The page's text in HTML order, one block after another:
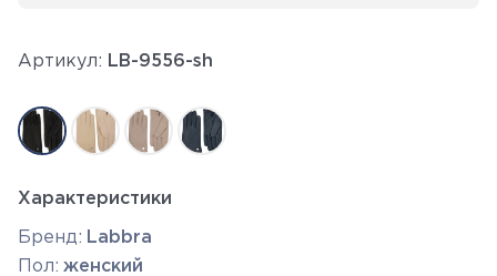
Артикул: LB-9556-sh
Характеристики
Бренд: Labbra
Пол: женский